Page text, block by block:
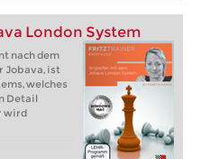
London System
nach dem
Jobava, ist
welches
Detail
wird